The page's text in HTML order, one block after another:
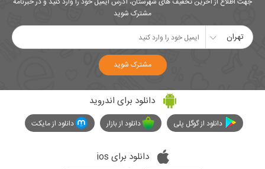
مشترک شوید
تهران
مشترک شوید
دانلود برای اندروید
دانلود از گوگل پلی دانلود از بازار دانلود از مایکت
دانلود برای ios